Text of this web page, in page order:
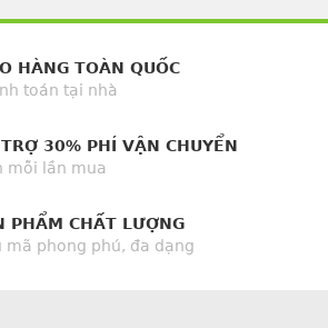
HÀNG TOÀN QUỐC
toán tại nhà
30% PHÍ VẬN CHUYỂN
mỗi lần mua
PHẨM CHẤT LƯỢNG
mã phong phú, đa dạng